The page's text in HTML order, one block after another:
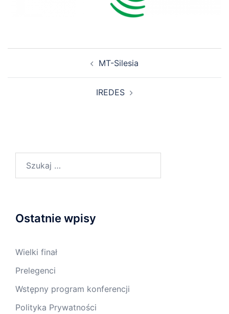
MT-Silesia
IREDES
Ostatnie wpisy
Wielki finał
Prelegenci
Wstępny program konferencji
Polityka Prywatności